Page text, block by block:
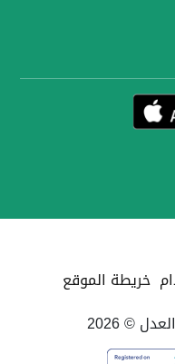
خريطة الموقع
© 2026